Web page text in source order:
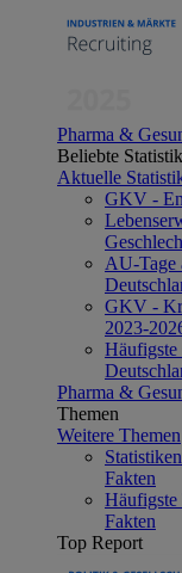
Pharma &
Beliebte
Aktuelle
GKV -
AU-Tage
GKV -
2023-
Pharma &
Themen
Weitere Themen
Fakten
Häufigste
Fakten
Top Report